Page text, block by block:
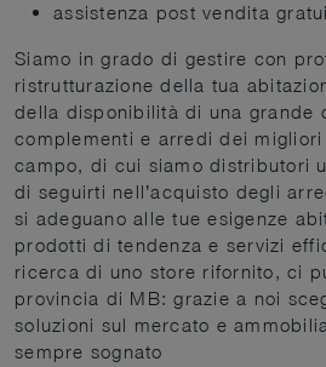
assistenza post vendita
Siamo in grado di gestire con
ristrutturazione della tua
della disponibilità di una grande
complementi e arredi dei
campo, di cui siamo distributori
di seguirti nell’acquisto degli
si adeguano alle tue esigenze
prodotti di tendenza e servizi
ricerca di uno store rifornito, ci
provincia di MB: grazie a noi
soluzioni sul mercato e
sempre sognato